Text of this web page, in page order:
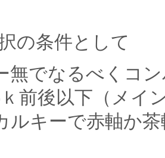
の条件として
無でなるべくコ
前後以下（メイ
ルキーで赤軸か